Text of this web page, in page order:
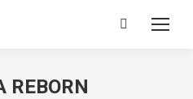
Search:
REBORN